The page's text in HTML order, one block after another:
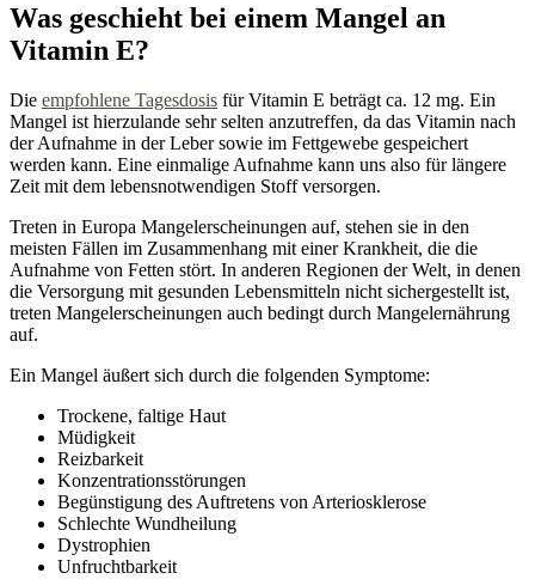
Was geschieht bei einem Mangel an
Vitamin E?
Die empfohlene Tagesdosis für Vitamin E beträgt ca. 12 mg. Ein
Mangel ist hierzulande sehr selten anzutreffen, da das Vitamin nach
der Aufnahme in der Leber sowie im Fettgewebe gespeichert
werden kann. Eine einmalige Aufnahme kann uns also für längere
Zeit mit dem lebensnotwendigen Stoff versorgen.
Treten in Europa Mangelerscheinungen auf, stehen sie in den
meisten Fällen im Zusammenhang mit einer Krankheit, die die
Aufnahme von Fetten stört. In anderen Regionen der Welt, in denen
die Versorgung mit gesunden Lebensmitteln nicht sichergestellt ist,
treten Mangelerscheinungen auch bedingt durch Mangelernährung
auf.
Ein Mangel äußert sich durch die folgenden Symptome:
Trockene, faltige Haut
Müdigkeit
Reizbarkeit
Konzentrationsstörungen
Begünstigung des Auftretens von Arteriosklerose
Schlechte Wundheilung
Dystrophien
Unfruchtbarkeit